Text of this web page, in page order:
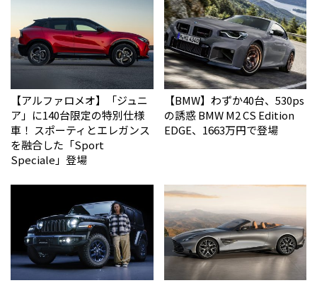
【アルファロメオ】「ジュニ
ア」に140台限定の特別仕様
車！ スポーティとエレガンス
を融合した「Sport
Speciale」登場
【BMW】わずか40台、530ps
の誘惑 BMW M2 CS Edition
EDGE、1663万円で登場